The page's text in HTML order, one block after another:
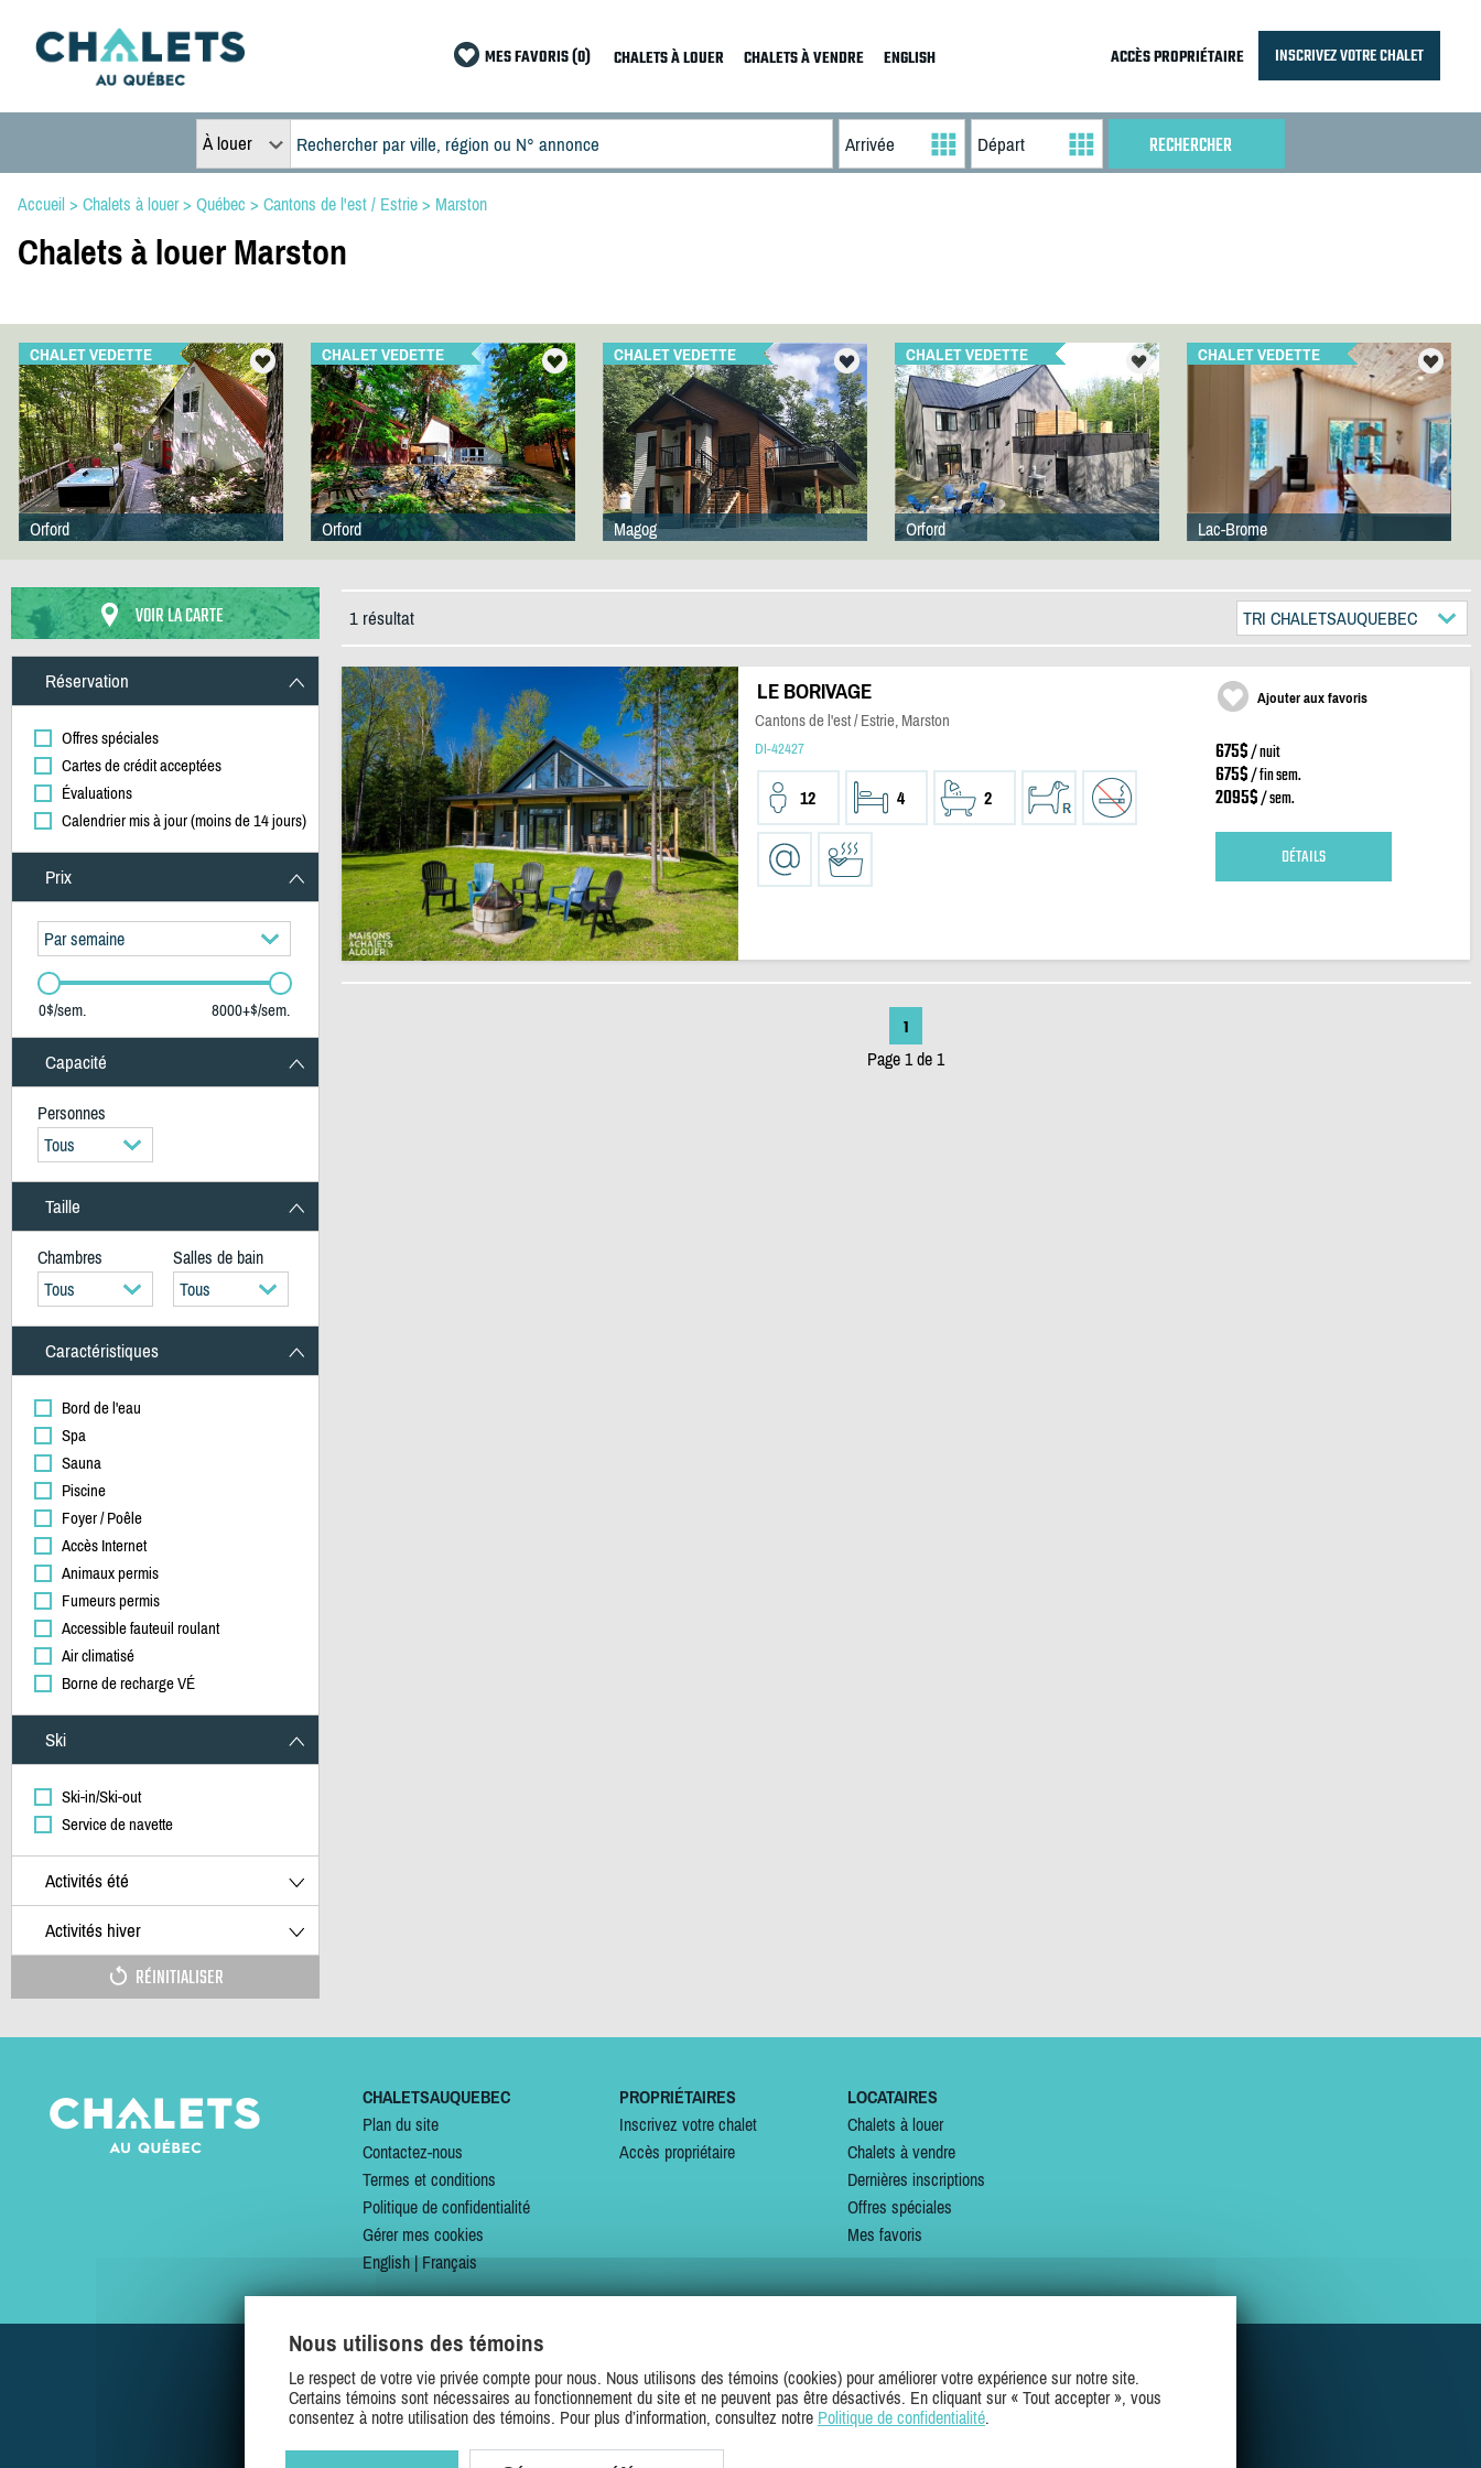
MES FAVORIS (0) CHALETS À LOUER CHALETS À VENDRE ENGLISH ACCÈS PROPRIÉTAIRE INSCRIVEZ VOTRE CHALET
À louer
Accueil > Chalets à louer> Québec > Cantons de l'est / Estrie> Marston
Chalets à louer Marston
CHALET VEDETTE
Orford
CHALET VEDETTE
Orford
CHALET VEDETTE
Magog
CHALET VEDETTE
Orford
CHALET VEDETTE
Lac-Brome
VOIR LA CARTE
Réservation
Offres spéciales
Cartes de crédit acceptées
Évaluations
Calendrier mis à jour (moins de 14 jours)
Prix
Par semaine
0$/sem. 8000+$/sem.
Capacité
Personnes
Tous
Taille
Chambres
Salles de bain
Tous
Tous
Caractéristiques
Bord de l'eau
Spa
Sauna
Piscine
Foyer / Poêle
Accès Internet
Animaux permis
Fumeurs permis
Accessible fauteuil roulant
Air climatisé
Borne de recharge VÉ
Ski
Ski-in/Ski-out
Service de navette
Activités été
Activités hiver
RÉINITIALISER
1 résultat TRI CHALETSAUQUEBEC
LE BORIVAGE
Cantons de l'est / Estrie, Marston
DI-42427
12 4 2
Ajouter aux favoris
675$/ nuit
675$/ fin sem.
2095$/ sem.
DÉTAILS
1
Page 1 de 1
CHALETSAUQUEBEC
Plan du site
Contactez-nous
Termes et conditions
Politique de confidentialité
Gérer mes cookies
English|Français
PROPRIÉTAIRES
Inscrivez votre chalet
Accès propriétaire
LOCATAIRES
Chalets à louer
Chalets à vendre
Dernières inscriptions
Offres spéciales
Mes favoris
SUIVEZ-NOUS SUR
Nous utilisons des témoins
Le respect de votre vie privée compte pour nous. Nous utilisons des témoins (cookies) pour améliorer votre expérience sur notre site.
Certains témoins sont nécessaires au fonctionnement du site et ne peuvent pas être désactivés. En cliquant sur « Tout accepter », vous
consentez à notre utilisation des témoins. Pour plus d’information, consultez notre Politique de confidentialité.